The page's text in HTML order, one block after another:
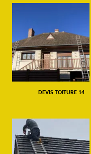
DEVIS TOITURE 14